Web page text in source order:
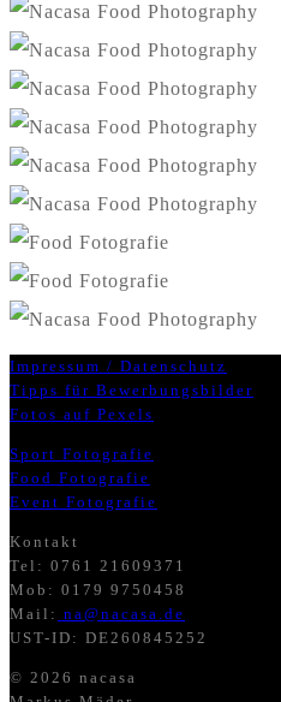
Impressum / Datenschutz
Tipps für Bewerbungsbilder
Fotos auf Pexels
Sport Fotografie
Food Fotografie
Event Fotografie
Kontakt
Tel: 0761 21609371
Mob: 0179 9750458
Mail: na@nacasa.de
UST-ID: DE260845252
© 2026 nacasa